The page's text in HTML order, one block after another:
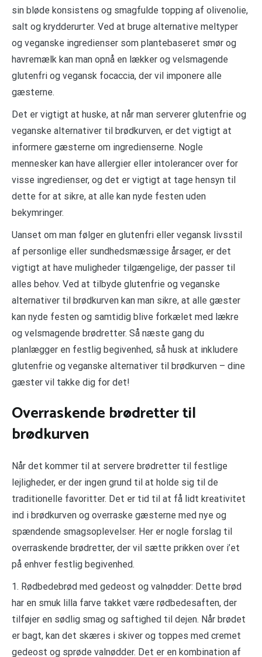
sin bløde konsistens og smagfulde topping af olivenolie,
salt og krydderurter. Ved at bruge alternative meltyper
og veganske ingredienser som plantebaseret smør og
havremælk kan man opnå en lækker og velsmagende
glutenfri og vegansk focaccia, der vil imponere alle
gæsterne.
Det er vigtigt at huske, at når man serverer glutenfrie og
veganske alternativer til brødkurven, er det vigtigt at
informere gæsterne om ingredienserne. Nogle
mennesker kan have allergier eller intolerancer over for
visse ingredienser, og det er vigtigt at tage hensyn til
dette for at sikre, at alle kan nyde festen uden
bekymringer.
Uanset om man følger en glutenfri eller vegansk livsstil
af personlige eller sundhedsmæssige årsager, er det
vigtigt at have muligheder tilgængelige, der passer til
alles behov. Ved at tilbyde glutenfrie og veganske
alternativer til brødkurven kan man sikre, at alle gæster
kan nyde festen og samtidig blive forkælet med lækre
og velsmagende brødretter. Så næste gang du
planlægger en festlig begivenhed, så husk at inkludere
glutenfrie og veganske alternativer til brødkurven – dine
gæster vil takke dig for det!
Overraskende brødretter til
brødkurven
Når det kommer til at servere brødretter til festlige
lejligheder, er der ingen grund til at holde sig til de
traditionelle favoritter. Det er tid til at få lidt kreativitet
ind i brødkurven og overraske gæsterne med nye og
spændende smagsoplevelser. Her er nogle forslag til
overraskende brødretter, der vil sætte prikken over i’et
på enhver festlig begivenhed.
1. Rødbedebrød med gedeost og valnødder: Dette brød
har en smuk lilla farve takket være rødbedesaften, der
tilføjer en sødlig smag og saftighed til dejen. Når brødet
er bagt, kan det skæres i skiver og toppes med cremet
gedeost og sprøde valnødder. Det er en kombination af